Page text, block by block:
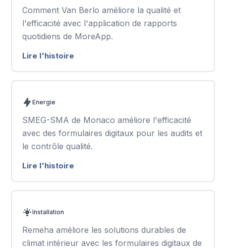
Comment Van Berlo améliore la qualité et
l'efficacité avec l'application de rapports
quotidiens de MoreApp.
Lire l'histoire
Energie
SMEG-SMA de Monaco améliore l'efficacité
avec des formulaires digitaux pour les audits et
le contrôle qualité.
Lire l'histoire
Installation
Remeha améliore les solutions durables de
climat intérieur avec les formulaires digitaux de